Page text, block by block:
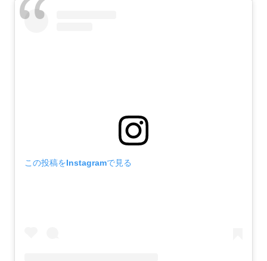
この投稿をInstagramで見る